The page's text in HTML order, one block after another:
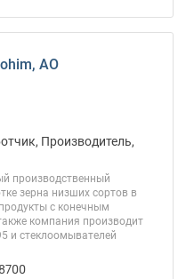
АО
Производитель,
производственный
зерна низших сортов в
с конечным
компания производит
и стеклоомывателей